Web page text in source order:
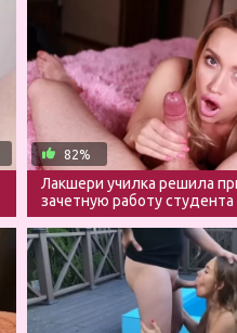
82%
Лакшери училка решила
зачетную работу
сперму